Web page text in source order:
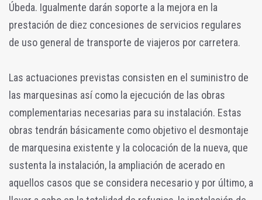
Úbeda. Igualmente darán soporte a la mejora en la
prestación de diez concesiones de servicios regulares
de uso general de transporte de viajeros por carretera.
Las actuaciones previstas consisten en el suministro de
las marquesinas así como la ejecución de las obras
complementarias necesarias para su instalación. Estas
obras tendrán básicamente como objetivo el desmontaje
de marquesina existente y la colocación de la nueva, que
sustenta la instalación, la ampliación de acerado en
aquellos casos que se considera necesario y por último, a